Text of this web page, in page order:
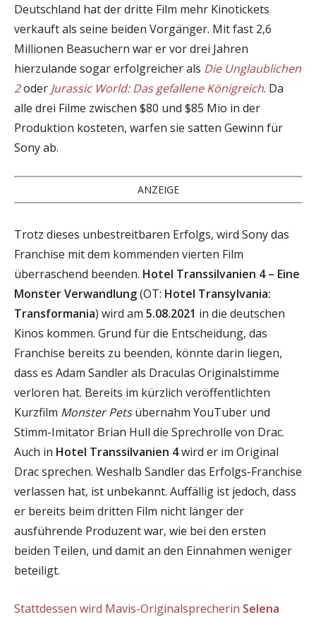
Deutschland hat der dritte Film mehr Kinotickets
verkauft als seine beiden Vorgänger. Mit fast 2,6
Millionen Beasuchern war er vor drei Jahren
hierzulande sogar erfolgreicher als Die Unglaublichen
2oder Jurassic World: Das gefallene Königreich. Da
alle drei Filme zwischen $80 und $85 Mio in der
Produktion kosteten, warfen sie satten Gewinn für
Sony ab.
ANZEIGE
Trotz dieses unbestreitbaren Erfolgs, wird Sony das
Franchise mit dem kommenden vierten Film
überraschend beenden. Hotel Transsilvanien 4 – Eine
Monster Verwandlung(OT: Hotel Transylvania:
Transformania) wird am 5.08.2021 in die deutschen
Kinos kommen. Grund für die Entscheidung, das
Franchise bereits zu beenden, könnte darin liegen,
dass es Adam Sandler als Draculas Originalstimme
verloren hat. Bereits im kürzlich veröffentlichten
Kurzfilm Monster Petsübernahm YouTuber und
Stimm-Imitator Brian Hull die Sprechrolle von Drac.
Auch in Hotel Transsilvanien 4wird er im Original
Drac sprechen. Weshalb Sandler das Erfolgs-Franchise
verlassen hat, ist unbekannt. Auffällig ist jedoch, dass
er bereits beim dritten Film nicht länger der
ausführende Produzent war, wie bei den ersten
beiden Teilen, und damit an den Einnahmen weniger
beteiligt.
Stattdessen wird Mavis-Originalsprecherin Selena